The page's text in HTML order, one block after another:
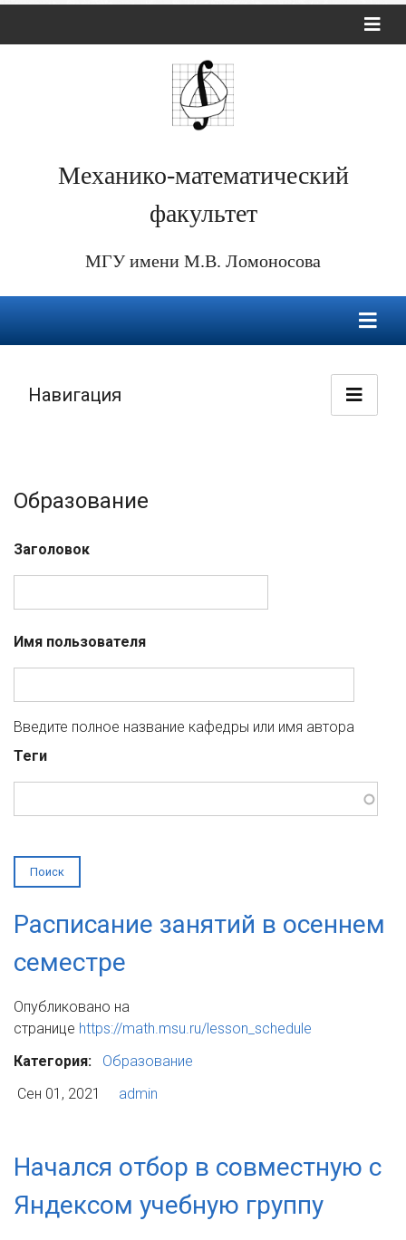
Механико-математический
факультет
МГУ имени М.В. Ломоносова
Навигация
Образование
Заголовок
Имя пользователя
Введите полное название кафедры или имя автора
Теги
Расписание занятий в осеннем
семестре
Опубликовано на
странице https://math.msu.ru/lesson_schedule
Категория:
Образование
Сен 01, 2021
admin
Начался отбор в совместную с
Яндексом учебную группу